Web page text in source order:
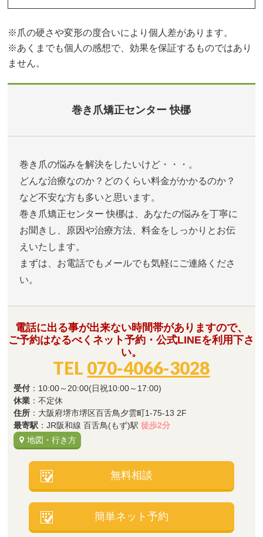
※爪の硬さや変形の度合いにより個人差があります。
※あくまでも個人の感想で、効果を保証するものではあり
ません。
巻き爪矯正センター 快梛
巻き爪の悩みを解決をしたいけど・・・。
どんな治療なのか？どのくらい料金がかかるのか？
など不安な方も多いと思います。
巻き爪矯正センター 快梛は、あなたの悩みを丁寧に
お聞きし、原因や治療方法、料金をしっかりとお伝
えいたします。
まずは、お電話でもメールでも気軽にご連絡くださ
い。
電話に出る事が出来ない時間帯がありますので、
ご予約はなるべくネット予約・公式LINEを利用下さ
い。
TEL 070-4066-3028
受付 ：10:00～20:00(日祝10:00～17:00)
休業 ：不定休
住所 ：大阪府堺市堺区百舌鳥夕雲町1-75-13 2F
最寄駅 ：JR阪和線 百舌鳥(もず)駅徒歩2分
地図・行き方
無料相談
簡単ネット予約